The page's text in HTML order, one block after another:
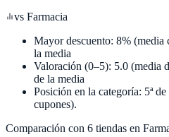
vs Farmacia
Mayor descuento: 8% (media
la media
Valoración (0–5): 5.0 (media
de la media
Posición en la categoría: 5ª de
cupones).
Comparación con 6 tiendas en